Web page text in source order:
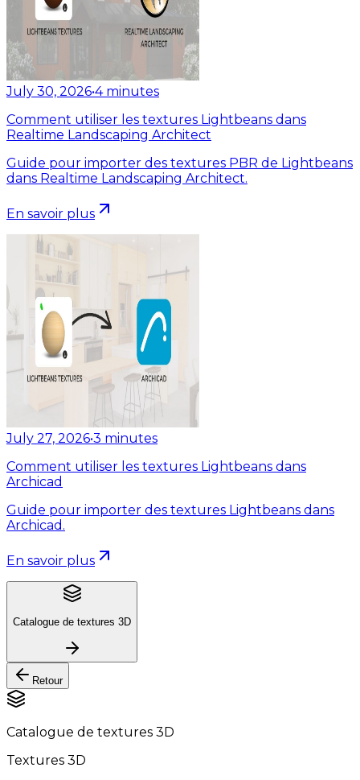
July 30, 2026•4 minutes
Comment utiliser les textures Lightbeans dans
Realtime Landscaping Architect
Guide pour importer des textures PBR de Lightbeans
dans Realtime Landscaping Architect.
En savoir plus
July 27, 2026•3 minutes
Comment utiliser les textures Lightbeans dans
Archicad
Guide pour importer des textures Lightbeans dans
Archicad.
En savoir plus
Catalogue de textures 3D
Retour
Catalogue de textures 3D
Textures 3D